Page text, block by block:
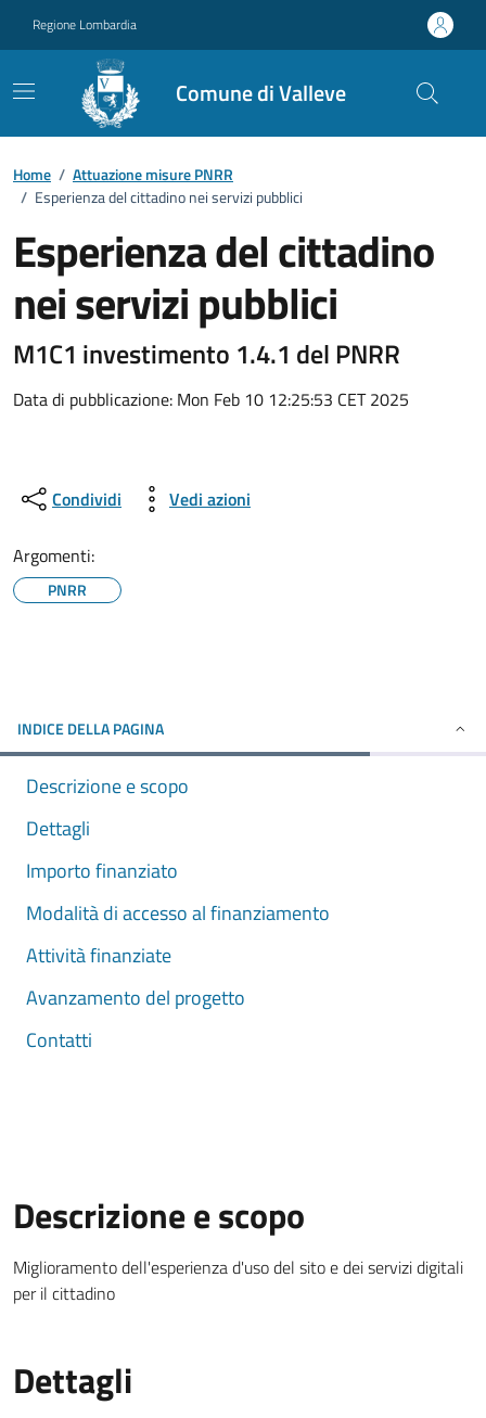
Regione Lombardia
Comune di Valleve
Home / Attuazione misure PNRR
/ Esperienza del cittadino nei servizi pubblici
Esperienza del cittadino
nei servizi pubblici
M1C1 investimento 1.4.1 del PNRR
Data di pubblicazione: Mon Feb 10 12:25:53 CET 2025
Condividi Vedi azioni
Argomenti:
PNRR
INDICE DELLA PAGINA
Descrizione e scopo
Dettagli
Importo finanziato
Modalità di accesso al finanziamento
Attività finanziate
Avanzamento del progetto
Contatti
Descrizione e scopo
Miglioramento dell'esperienza d'uso del sito e dei servizi digitali
per il cittadino
Dettagli